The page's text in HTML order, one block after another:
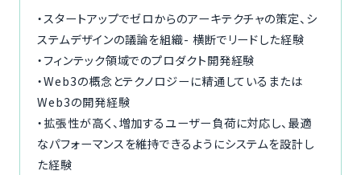
・スタートアップでゼロからのアーキテクチャの策定、シ
ステムデザインの議論を組織- 横断でリードした経験
・フィンテック領域でのプロダクト開発経験
・Web3の概念とテクノロジーに精通しているまたは
Web3の開発経験
・拡張性が高く、増加するユーザー負荷に対応し、最適
なパフォーマンスを維持できるようにシステムを設計し
た経験